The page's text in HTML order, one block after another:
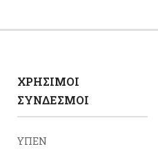
ΧΡΉΣΙΜΟΙ
ΣΎΝΔΕΣΜΟΙ
ΥΠΕΝ